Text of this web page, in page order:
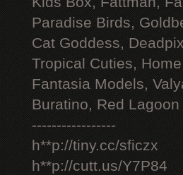
Paradise Birds,
Cat Goddess,
Tropical Cuties,
Fantasia Models,
Buratino, Red
-----------------
h**p://tiny.cc/sficzx
h**p://cutt.us/Y7P84